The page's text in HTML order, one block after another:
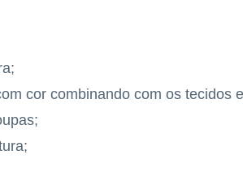
cor combinando com os tecidos